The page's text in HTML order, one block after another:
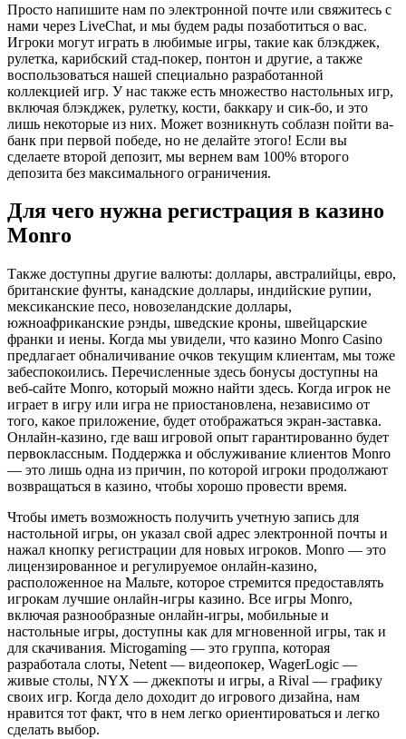
Просто напишите нам по электронной почте или свяжитесь с
нами через LiveChat, и мы будем рады позаботиться о вас.
Игроки могут играть в любимые игры, такие как блэкджек,
рулетка, карибский стад-покер, понтон и другие, а также
воспользоваться нашей специально разработанной
коллекцией игр. У нас также есть множество настольных игр,
включая блэкджек, рулетку, кости, баккару и сик-бо, и это
лишь некоторые из них. Может возникнуть соблазн пойти ва-
банк при первой победе, но не делайте этого! Если вы
сделаете второй депозит, мы вернем вам 100% второго
депозита без максимального ограничения.
Для чего нужна регистрация в казино
Monro
Также доступны другие валюты: доллары, австралийцы, евро,
британские фунты, канадские доллары, индийские рупии,
мексиканские песо, новозеландские доллары,
южноафриканские рэнды, шведские кроны, швейцарские
франки и иены. Когда мы увидели, что казино Monro Casino
предлагает обналичивание очков текущим клиентам, мы тоже
забеспокоились. Перечисленные здесь бонусы доступны на
веб-сайте Monro, который можно найти здесь. Когда игрок не
играет в игру или игра не приостановлена, независимо от
того, какое приложение, будет отображаться экран-заставка.
Онлайн-казино, где ваш игровой опыт гарантированно будет
первоклассным. Поддержка и обслуживание клиентов Monro
— это лишь одна из причин, по которой игроки продолжают
возвращаться в казино, чтобы хорошо провести время.
Чтобы иметь возможность получить учетную запись для
настольной игры, он указал свой адрес электронной почты и
нажал кнопку регистрации для новых игроков. Monro — это
лицензированное и регулируемое онлайн-казино,
расположенное на Мальте, которое стремится предоставлять
игрокам лучшие онлайн-игры казино. Все игры Monro,
включая разнообразные онлайн-игры, мобильные и
настольные игры, доступны как для мгновенной игры, так и
для скачивания. Microgaming — это группа, которая
разработала слоты, Netent — видеопокер, WagerLogic —
живые столы, NYX — джекпоты и игры, а Rival — графику
своих игр. Когда дело доходит до игрового дизайна, нам
нравится тот факт, что в нем легко ориентироваться и легко
сделать выбор.